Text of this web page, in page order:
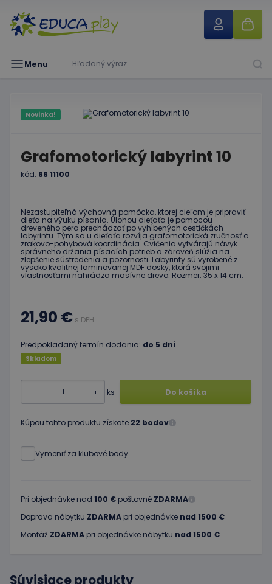
Menu
Novinka!
Grafomotorický labyrint 10
kód: 66 11100
Nezastupiteľná výchovná pomôcka, ktorej cieľom je pripraviť
dieťa na výuku písania. Úlohou dieťaťa je pomocou
dreveného pera prechádzať po vyhĺbených cestičkách
labyrintu. Tým sa u dieťaťa rozvíja grafomotorická zručnosť a
zrakovo-pohybová koordinácia. Cvičenia vytvárajú návyk
správneho držania písacích potrieb a zároveň slúžia na
zlepšenie sústredenia a pozornosti. Labyrinty sú vyrobené z
vysoko kvalitnej laminovanej MDF dosky, ktorá svojimi
vlastnosťami nahrádza masívne drevo. Rozmer: 35 x 14 cm.
21,90 € s DPH
Predpokladaný termín dodania: do 5 dní
Skladom
- + ks Do košíka
Kúpou tohto produktu získate 22 bodov
Vymeniť za klubové body
Pri objednávke nad 100 € poštovné ZDARMA
Doprava nábytku ZDARMA pri objednávke nad 1500 €
Montáž ZDARMA pri objednávke nábytku nad 1500 €
Súvisiace produkty